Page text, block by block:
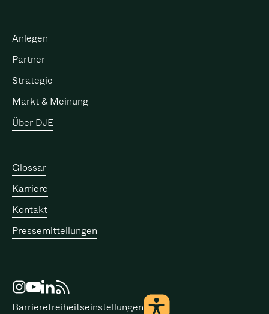
Hauptbereiche
Anlegen
Partner
Strategie
Markt & Meinung
Über DJE
Weitere Seiten
Glossar
Karriere
Kontakt
Pressemitteilungen
Barrierefreiheitseinstellungen